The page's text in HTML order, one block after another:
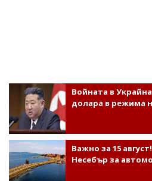
Войната в
долара в режима
Важно за 15
Несебър за